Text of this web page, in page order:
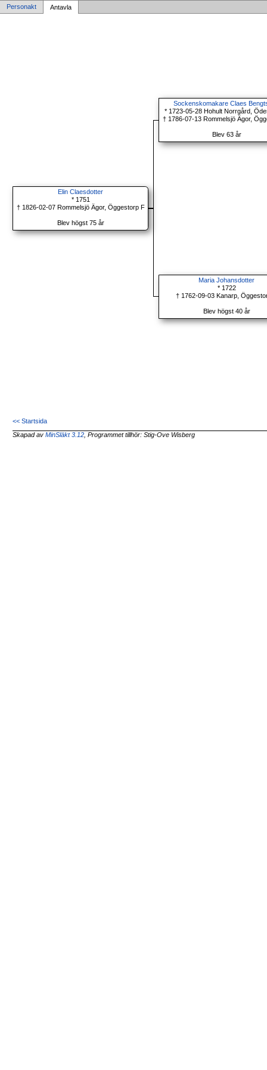
Personakt Antavla
Elin Claesdotter
* 1751
† 1826-02-07 Rommelsjö Ägor, Öggestorp F
Blev högst 75 år
Sockenskomakare Claes
* 1723-05-28 Hohult Norrgård,
† 1786-07-13 Rommelsjö Ägor,
Blev 63 år
Maria Johansdotter
* 1722
† 1762-09-03 Kanarp,
Blev högst 40 år
<< Startsida
Skapad avMinSläkt 3.12 , Programmet tillhör: Stig-Ove Wisberg